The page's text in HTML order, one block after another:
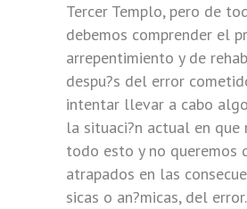
Tercer Templo, pero de
debemos comprender el
arrepentimiento y de
despu?s del error
intentar llevar a cabo
la situaci?n actual en que
todo esto y no queremos
atrapados en las
sicas o an?micas, del